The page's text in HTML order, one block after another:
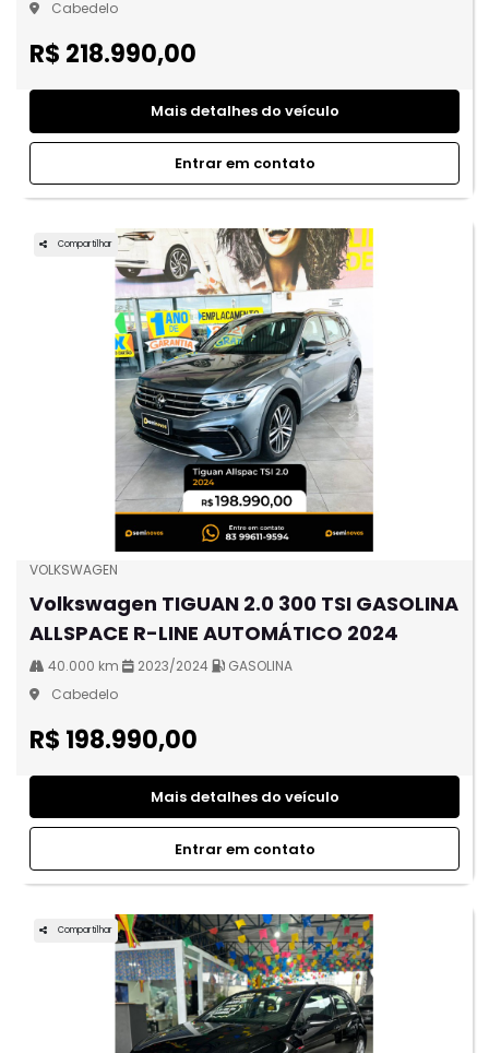
Cabedelo
R$ 218.990,00
Mais detalhes do veículo
Entrar em contato
Compartilhar
VOLKSWAGEN
Volkswagen TIGUAN 2.0 300 TSI GASOLINA
ALLSPACE R-LINE AUTOMÁTICO 2024
40.000 km 2023/2024
GASOLINA
Cabedelo
R$ 198.990,00
Mais detalhes do veículo
Entrar em contato
Compartilhar